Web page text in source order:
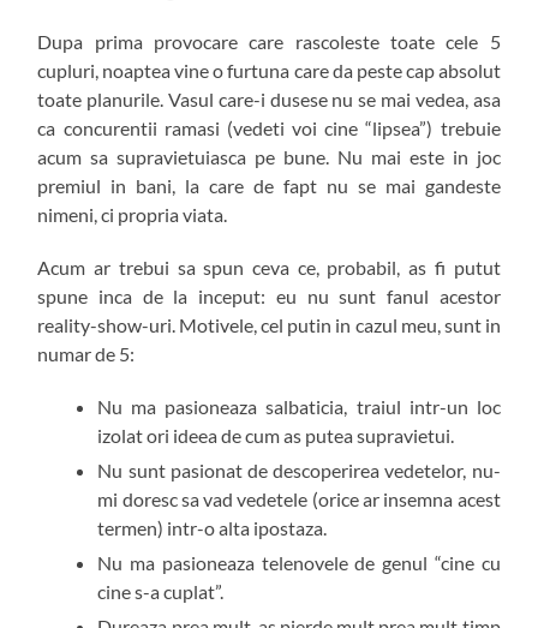
Dupa prima provocare care rascoleste toate cele 5
cupluri, noaptea vine o furtuna care da peste cap absolut
toate planurile. Vasul care-i dusese nu se mai vedea, asa
ca concurentii ramasi (vedeti voi cine “lipsea”) trebuie
acum sa supravietuiasca pe bune. Nu mai este in joc
premiul in bani, la care de fapt nu se mai gandeste
nimeni, ci propria viata.
Acum ar trebui sa spun ceva ce, probabil, as fi putut
spune inca de la inceput: eu nu sunt fanul acestor
reality-show-uri. Motivele, cel putin in cazul meu, sunt in
numar de 5:
Nu ma pasioneaza salbaticia, traiul intr-un loc
izolat ori ideea de cum as putea supravietui.
Nu sunt pasionat de descoperirea vedetelor, nu-
mi doresc sa vad vedetele (orice ar insemna acest
termen) intr-o alta ipostaza.
Nu ma pasioneaza telenovele de genul “cine cu
cine s-a cuplat”.